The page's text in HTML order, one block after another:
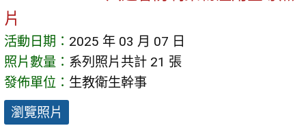
片
活動日期： 2025 年 03 月 07 日
照片數量： 系列照片共計 21 張
發佈單位： 生教衛生幹事
瀏覽照片